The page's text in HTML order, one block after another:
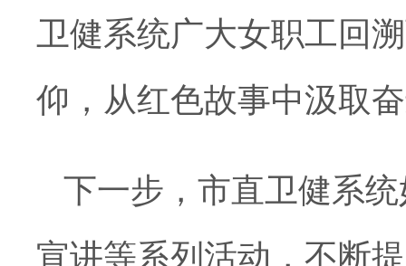
卫健系统广大女职工回
仰，从红色故事中汲取
下一步，市直卫健系
宣讲等系列活动，不断